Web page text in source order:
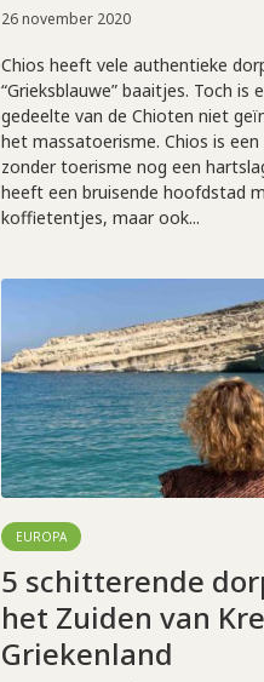
26 november 2020
Chios heeft vele authentieke
“Grieksblauwe” baaitjes. Toch is
gedeelte van de Chioten niet
het massatoerisme. Chios is
zonder toerisme nog een
heeft een bruisende hoofdstad
koffietentjes, maar ook...
EUROPA
5 schitterende
het Zuiden van
Griekenland